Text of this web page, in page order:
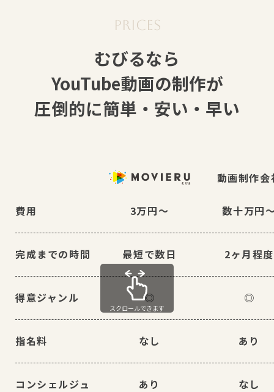
むびるなら
YouTube動画の制作が
圧倒的に簡単・安い・早い
動画制作会
費用 3万円〜 数十万円
完成までの時間 最短で数日 2ヶ月程度
得意ジャンル ◎ ◎
指名料 なし あり
コンシェルジュ あり なし
スクロールできます